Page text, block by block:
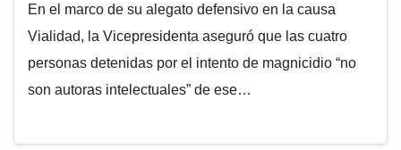
En el marco de su alegato defensivo en la causa
Vialidad, la Vicepresidenta aseguró que las cuatro
personas detenidas por el intento de magnicidio “no
son autoras intelectuales” de ese…